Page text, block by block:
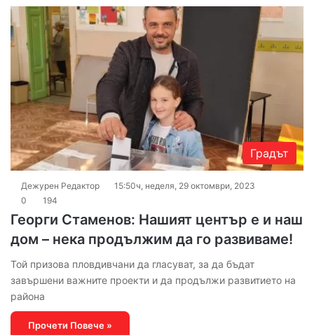
Градът
Дежурен Редактор
15:50ч, неделя, 29 октомври, 2023
0
194
Георги Стаменов: Нашият център е и наш
дом – нека продължим да го развиваме!
Той призова пловдивчани да гласуват, за да бъдат
завършени важните проекти и да продължи развитието на
района
Прочети Повече »